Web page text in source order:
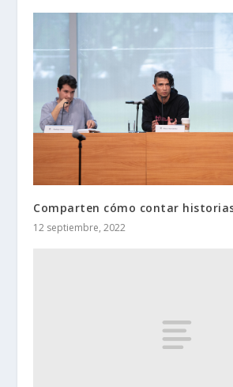
Comparten cómo contar
12 septiembre, 2022